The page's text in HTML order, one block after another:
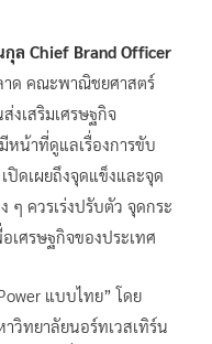
ล Chief Brand Officer
าด คณะพาณิชยศาสตร์
งเสริมเศรษฐกิจ
หน้าที่ดูแลเรื่องการขับ
ปิดเผยถึงจุดแข็งและจุด
ๆ ควรเร่งปรับตัว จุดกระ
เศรษฐกิจของประเทศ
แบบไทย” โดย
วิทยาลัยนอร์ทเวสเทิร์น